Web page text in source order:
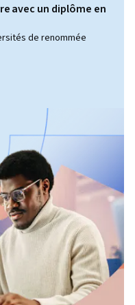
avec un diplôme en
de renommée